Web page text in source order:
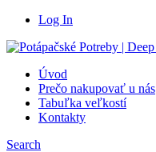
Log In
Úvod
Prečo nakupovať u nás
Tabuľka veľkostí
Kontakty
Search